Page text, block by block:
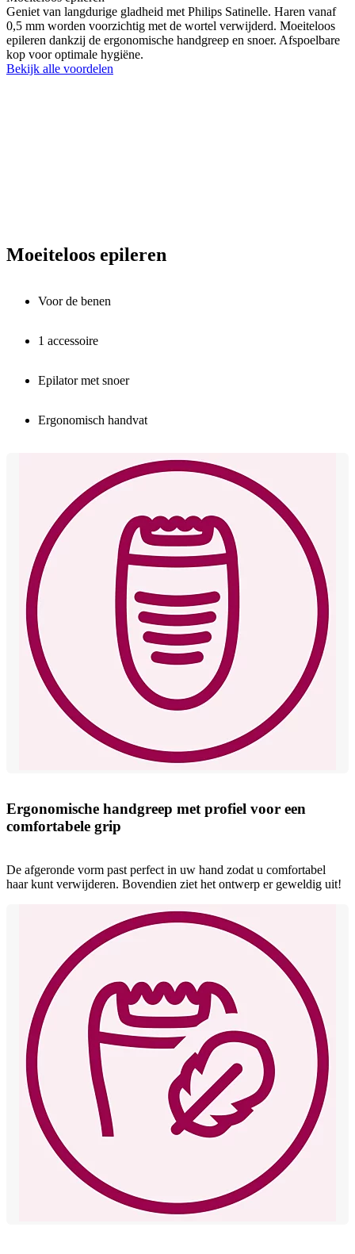
Geniet van langdurige gladheid met Philips Satinelle. Haren vanaf
0,5 mm worden voorzichtig met de wortel verwijderd. Moeiteloos
epileren dankzij de ergonomische handgreep en snoer. Afspoelbare
kop voor optimale hygiëne.
Bekijk alle voordelen
Moeiteloos epileren
Voor de benen
1 accessoire
Epilator met snoer
Ergonomisch handvat
Ergonomische handgreep met profiel voor een
comfortabele grip
De afgeronde vorm past perfect in uw hand zodat u comfortabel
haar kunt verwijderen. Bovendien ziet het ontwerp er geweldig uit!